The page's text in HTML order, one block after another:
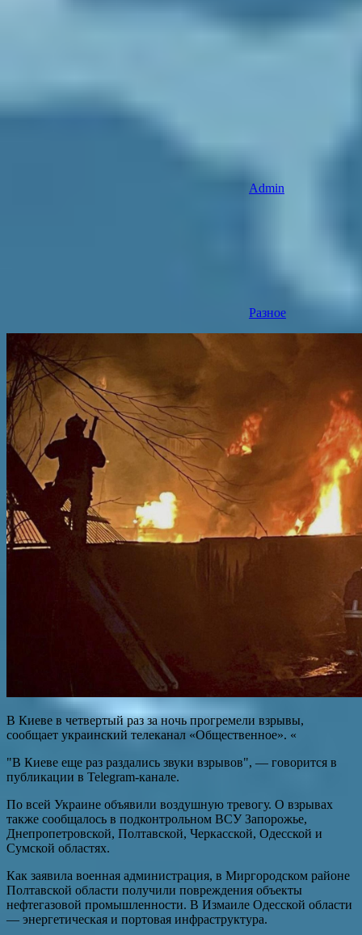
Admin
Разное
В Киеве в четвертый раз за ночь прогремели взрывы,
сообщает украинский телеканал «Общественное». «
"В Киеве еще раз раздались звуки взрывов", — говорится в
публикации в Telegram-канале.
По всей Украине объявили воздушную тревогу. О взрывах
также сообщалось в подконтрольном ВСУ Запорожье,
Днепропетровской, Полтавской, Черкасской, Одесской и
Сумской областях.
Как заявила военная администрация, в Миргородском районе
Полтавской области получили повреждения объекты
нефтегазовой промышленности. В Измаиле Одесской области
— энергетическая и портовая инфраструктура.